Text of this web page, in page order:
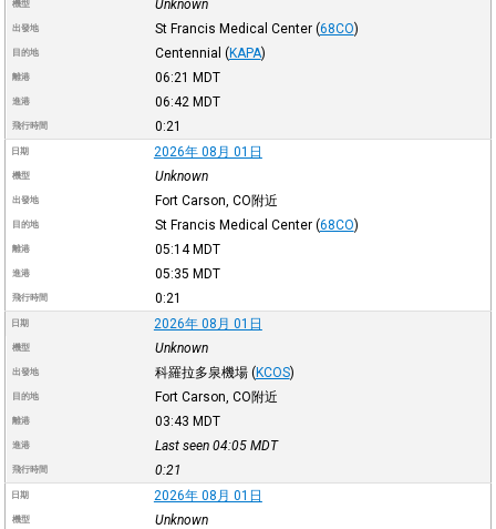
機型 Unknown
出發地 St Francis Medical Center (68CO)
目的地 Centennial (KAPA)
離港 06:21 MDT
進港 06:42 MDT
飛行時間 0:21
日期 2026年 08月 01日
機型 Unknown
出發地 Fort Carson, CO附近
目的地 St Francis Medical Center (68CO)
離港 05:14MDT
進港 05:35 MDT
飛行時間 0:21
日期 2026年 08月 01日
機型 Unknown
出發地 科羅拉多泉機場 (KCOS)
目的地 Fort Carson, CO附近
離港 03:43 MDT
進港 Last seen 04:05 MDT
飛行時間 0:21
日期 2026年 08月 01日
機型 Unknown